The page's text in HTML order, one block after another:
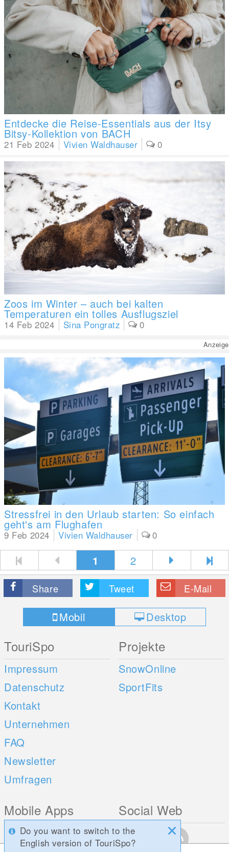
21 Feb 2024 Vivien Waldhauser 0
Entdecke die Reise-Essentials aus der Itsy
Bitsy-Kollektion von BACH
14 Feb 2024 Sina Pongratz 0
Zoos im Winter – auch bei kalten
Temperaturen ein tolles Ausflugsziel
Anzeige
9 Feb 2024 Vivien Waldhauser 0
Stressfrei in den Urlaub starten: So einfach
geht's am Flughafen
1 2
Share Tweet E-Mail
Mobil Desktop
TouriSpo
Impressum
Datenschutz
Kontakt
Unternehmen
FAQ
Newsletter
Umfragen
Projekte
SnowOnline
SportFits
Mobile Apps
iOS
Social Web
Do you want to switch to the
English version of TouriSpo?